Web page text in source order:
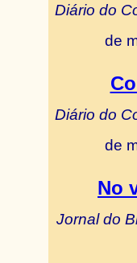
Diário do
de
Diário do
de
No
Jornal do